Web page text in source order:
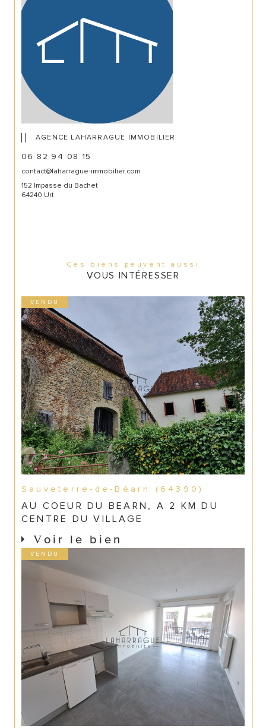
AGENCE LAHARRAGUE IMMOBILIER
06 82 94 08 15
contact@laharrague-immobilier.com
152 Impasse du Bachet
64240 Urt
Ces biens peuvent aussi
VOUS INTÉRESSER
VENDU
Sauveterre-de-Béarn (64390)
AU COEUR DU BEARN, A 2 KM DU
CENTRE DU VILLAGE
Voir le bien
VENDU